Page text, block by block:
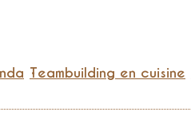
Teambuilding en cuisine